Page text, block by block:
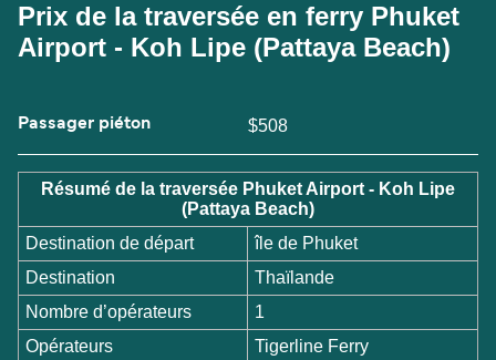
Prix de la traversée en ferry Phuket
Airport - Koh Lipe (Pattaya Beach)
Passager piéton $508
Résumé de la traversée Phuket Airport - Koh Lipe
(Pattaya Beach)
Destination de départ
île de Phuket
Destination
Thaïlande
Nombre d’opérateurs
1
Opérateurs
Tigerline Ferry